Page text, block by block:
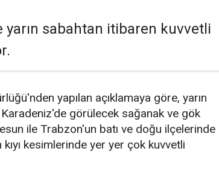
yarın sabahtan itibaren kuvvetli
yapılan açıklamaya göre, yarın
görülecek sağanak ve gök
ile Trabzon'un batı ve doğu ilçelerinde
kesimlerinde yer yer çok kuvvetli